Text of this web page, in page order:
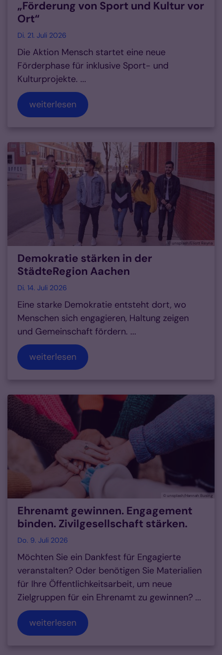
„Förderung von Sport und Kultur vor
Ort“
Di. 21. Juli 2026
Die Aktion Mensch startet eine neue
Förderphase für inklusive Sport- und
Kulturprojekte. ...
weiterlesen
© unsplash/Eliott Reyna
Demokratie stärken in der
StädteRegion Aachen
Di. 14. Juli 2026
Eine starke Demokratie entsteht dort, wo
Menschen sich engagieren, Haltung zeigen
und Gemeinschaft fördern. ...
weiterlesen
© unsplash/Hannah Busing
Ehrenamt gewinnen. Engagement
binden. Zivilgesellschaft stärken.
Do. 9. Juli 2026
Möchten Sie ein Dankfest für Engagierte
veranstalten? Oder benötigen Sie Materialien
für Ihre Öffentlichkeitsarbeit, um neue
Zielgruppen für ein Ehrenamt zu gewinnen? ...
weiterlesen